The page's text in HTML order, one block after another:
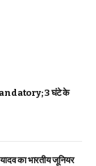
3 घंटे के
का भारतीय जूनियर